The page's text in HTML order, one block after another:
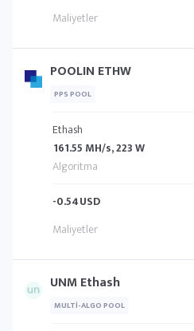
POOLIN ETHW
PPS POOL
Ethash
161.55 MH/s, 223 W
-0.54USD
UNM Ethash
MULTI-ALGO POOL